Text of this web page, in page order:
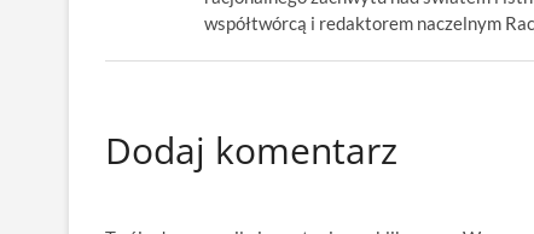
współtwórcą i redaktorem naczelnym
Dodaj komentarz